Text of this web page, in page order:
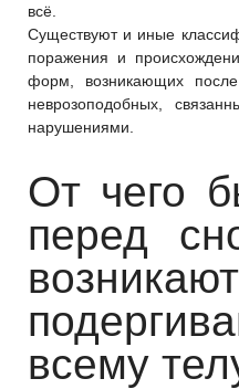
всё.
Существуют и иные
поражения и
форм, возникающих
неврозоподобных,
нарушениями.
От чего
перед
всему